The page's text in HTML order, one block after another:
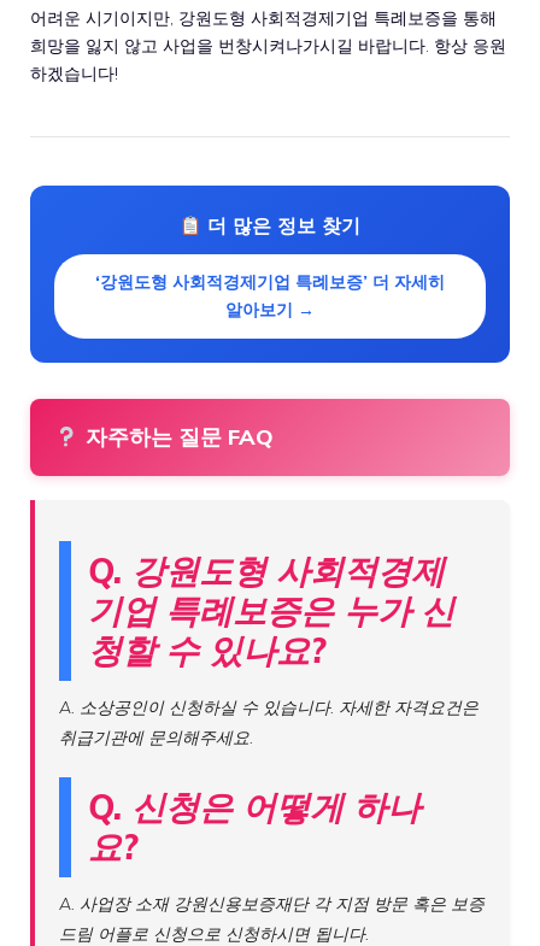
어려운 시기이지만, 강원도형 사회적경제기업 특례보증을 통해
희망을 잃지 않고 사업을 번창시켜나가시길 바랍니다. 항상 응원
하겠습니다!
더 많은 정보 찾기
‘강원도형 사회적경제기업 특례보증’ 더 자세히
알아보기 →
자주하는 질문 FAQ
Q. 강원도형 사회적경제
기업 특례보증은 누가 신
청할 수 있나요?
A. 소상공인이 신청하실 수 있습니다. 자세한 자격요건은
취급기관에 문의해주세요.
Q. 신청은 어떻게 하나
요?
A. 사업장 소재 강원신용보증재단 각 지점 방문 혹은 보증
드림 어플로 신청으로 신청하시면 됩니다.